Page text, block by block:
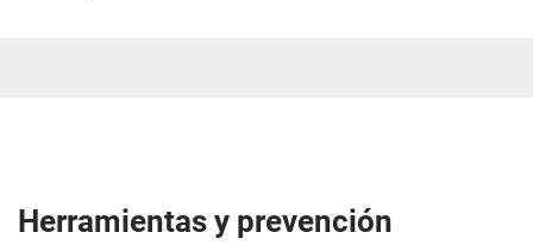
Herramientas y prevención